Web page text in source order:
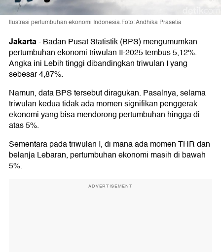
Ilustrasi pertumbuhan ekonomi Indonesia.Foto: Andhika Prasetia
Jakarta-Badan Pusat Statistik (BPS) mengumumkan
pertumbuhan ekonomi triwulan II-2025 tembus 5,12%.
Angka ini Lebih tinggi dibandingkan triwulan I yang
sebesar 4,87%.
Namun, data BPS tersebut diragukan. Pasalnya, selama
triwulan kedua tidak ada momen signifikan penggerak
ekonomi yang bisa mendorong pertumbuhan hingga di
atas 5%.
Sementara pada triwulan I, di mana ada momen THR dan
belanja Lebaran, pertumbuhan ekonomi masih di bawah
5%.
ADVERTISEMENT